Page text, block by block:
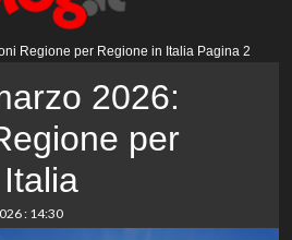
Regione per Regione in Italia Pagina 2
2026:
per
: 14:30